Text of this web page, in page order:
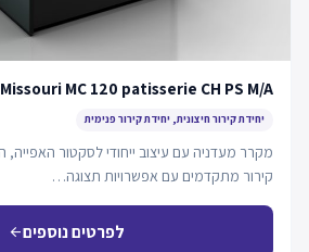
Missouri MC 120 patisserie CH PS M/A
יחידת קירור חיצונית, יחידת קירור פנימית
מקרר מעדניה עם עיצוב ייחודי לסקטור
קירור מתקדמים עם אפשרויות תצוגה…
לפרטים נוספיםarrow_back